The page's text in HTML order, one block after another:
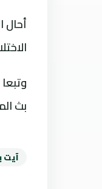
أحال
بث
آيت